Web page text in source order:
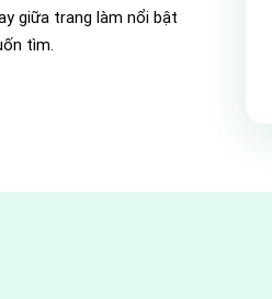
giữa trang làm nổi bật
tìm.